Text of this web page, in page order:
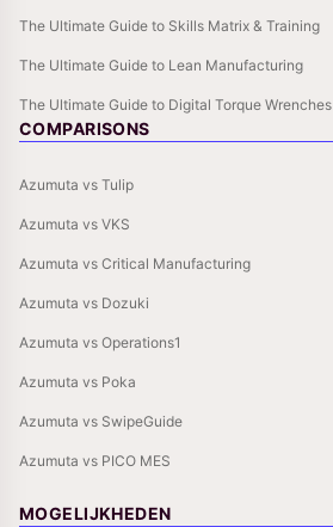
The Ultimate Guide to Skills Matrix & Training
The Ultimate Guide to Lean Manufacturing
The Ultimate Guide to Digital Torque Wrenches
COMPARISONS
Azumuta vs Tulip
Azumuta vs VKS
Azumuta vs Critical Manufacturing
Azumuta vs Dozuki
Azumuta vs Operations1
Azumuta vs Poka
Azumuta vs SwipeGuide
Azumuta vs PICO MES
MOGELIJKHEDEN